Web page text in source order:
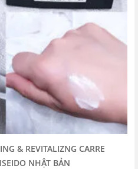
& REVITALIZNG CARRE
NHẬT BẢN